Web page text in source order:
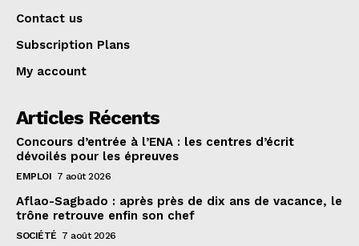
Contact us
Subscription Plans
My account
Articles Récents
Concours d’entrée à l’ENA : les centres d’écrit
dévoilés pour les épreuves
EMPLOI 7 août 2026
Aflao-Sagbado : après près de dix ans de vacance, le
trône retrouve enfin son chef
SOCIÉTÉ 7 août 2026